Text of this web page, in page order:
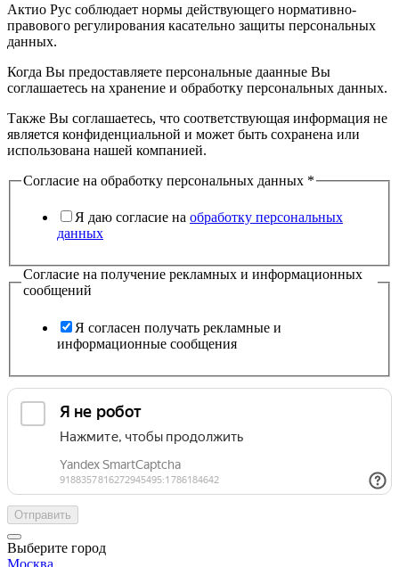
Актио Рус соблюдает нормы действующего нормативно-
правового регулирования касательно защиты персональных
данных.
Когда Вы предоставляете персональные даанные Вы
соглашаетесь на хранение и обработку персональных данных.
Также Вы соглашаетесь, что соответствующая информация не
является конфиденциальной и может быть сохранена или
использована нашей компанией.
Согласие на обработку персональных данных *
Я даю согласие на обработку персональных
данных
Согласие на получение рекламных и информационных
сообщений
Я согласен получать рекламные и
информационные сообщения
Отправить
Выберите город
Москва